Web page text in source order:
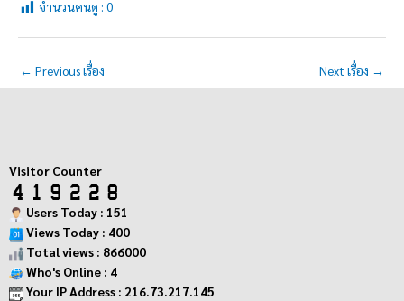
จำนวนคนดู : 0
← Previous เรื่อง Next เรื่อง →
Visitor Counter
Users Today : 151
Views Today : 400
Total views : 866000
Who's Online : 4
Your IP Address : 216.73.217.145